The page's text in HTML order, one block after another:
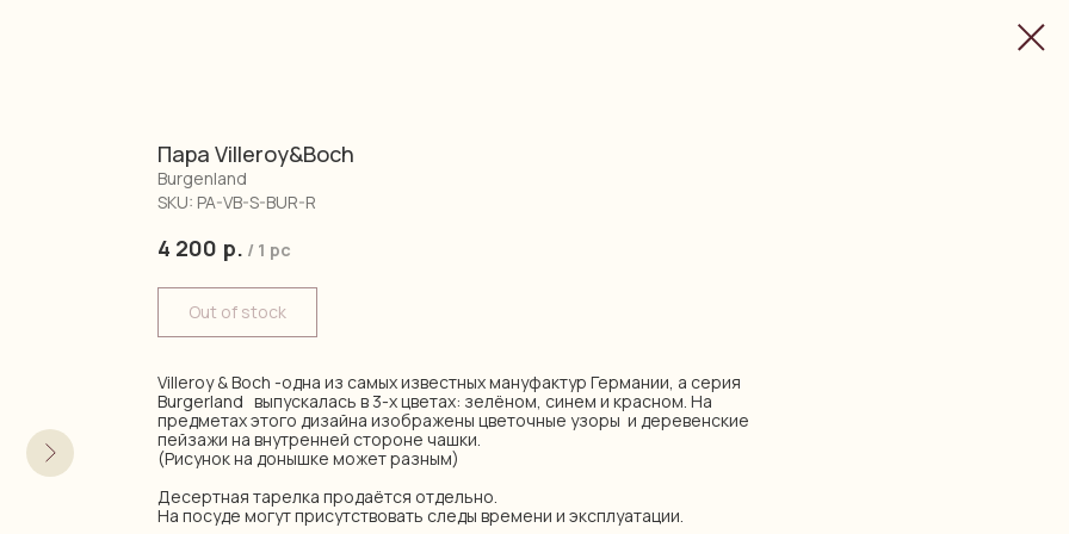
Пара Villeroy&Boch
Burgenland
SKU: PA-VB-S-BUR-R
4 200 р. / 1 pc
Out of stock
Villeroy & Boch -одна из самых известных мануфактур Германии, а серия
Burgerland выпускалась в 3-х цветах: зелёном, синем и красном. На
предметах этого дизайна изображены цветочные узоры и деревенские
пейзажи на внутренней стороне чашки.
(Рисунок на донышке может разным)
Десертная тарелка продаётся отдельно.
На посуде могут присутствовать следы времени и эксплуатации.